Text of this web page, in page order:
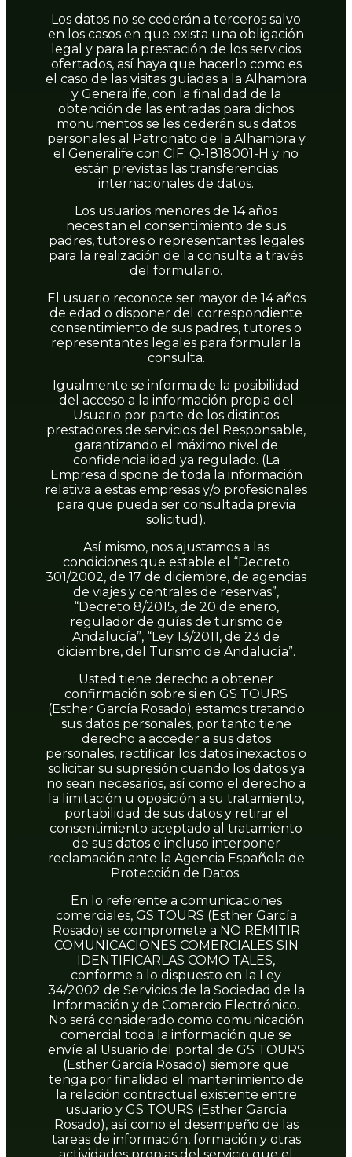
Los datos no se cederán a terceros salvo
en los casos en que exista una obligación
legal y para la prestación de los servicios
ofertados, así haya que hacerlo como es
el caso de las visitas guiadas a la Alhambra
y Generalife, con la finalidad de la
obtención de las entradas para dichos
monumentos se les cederán sus datos
personales al Patronato de la Alhambra y
el Generalife con CIF: Q-1818001-H y no
están previstas las transferencias
internacionales de datos.
Los usuarios menores de 14 años
necesitan el consentimiento de sus
padres, tutores o representantes legales
para la realización de la consulta a través
del formulario.
El usuario reconoce ser mayor de 14 años
de edad o disponer del correspondiente
consentimiento de sus padres, tutores o
representantes legales para formular la
consulta.
Igualmente se informa de la posibilidad
del acceso a la información propia del
Usuario por parte de los distintos
prestadores de servicios del Responsable,
garantizando el máximo nivel de
confidencialidad ya regulado. (La
Empresa dispone de toda la información
relativa a estas empresas y/o profesionales
para que pueda ser consultada previa
solicitud).
Así mismo, nos ajustamos a las
condiciones que estable el “Decreto
301/2002, de 17 de diciembre, de agencias
de viajes y centrales de reservas”,
“Decreto 8/2015, de 20 de enero,
regulador de guías de turismo de
Andalucía”, “Ley 13/2011, de 23 de
diciembre, del Turismo de Andalucía”.
Usted tiene derecho a obtener
confirmación sobre si en GS TOURS
(Esther García Rosado) estamos tratando
sus datos personales, por tanto tiene
derecho a acceder a sus datos
personales, rectificar los datos inexactos o
solicitar su supresión cuando los datos ya
no sean necesarios, así como el derecho a
la limitación u oposición a su tratamiento,
portabilidad de sus datos y retirar el
consentimiento aceptado al tratamiento
de sus datos e incluso interponer
reclamación ante la Agencia Española de
Protección de Datos.
En lo referente a comunicaciones
comerciales, GS TOURS (Esther García
Rosado) se compromete a NO REMITIR
COMUNICACIONES COMERCIALES SIN
IDENTIFICARLAS COMO TALES,
conforme a lo dispuesto en la Ley
34/2002 de Servicios de la Sociedad de la
Información y de Comercio Electrónico.
No será considerado como comunicación
comercial toda la información que se
envíe al Usuario del portal de GS TOURS
(Esther García Rosado) siempre que
tenga por finalidad el mantenimiento de
la relación contractual existente entre
usuario y GS TOURS (Esther García
Rosado), así como el desempeño de las
tareas de información, formación y otras